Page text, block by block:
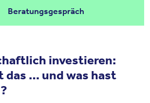
Beratungsgespräch
investieren:
das … und was hast